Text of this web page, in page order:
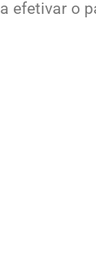
efetivar o